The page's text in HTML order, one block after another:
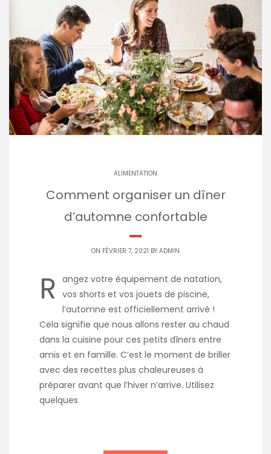
ALIMENTATION
Comment organiser un dîner
d’automne confortable
ON FÉVRIER 7, 2021 BY ADMIN
R angez votre équipement de natation,
vos shorts et vos jouets de piscine,
l’automne est officiellement arrivé !
Cela signifie que nous allons rester au chaud
dans la cuisine pour ces petits dîners entre
amis et en famille. C’est le moment de briller
avec des recettes plus chaleureuses à
préparer avant que l’hiver n’arrive. Utilisez
quelques